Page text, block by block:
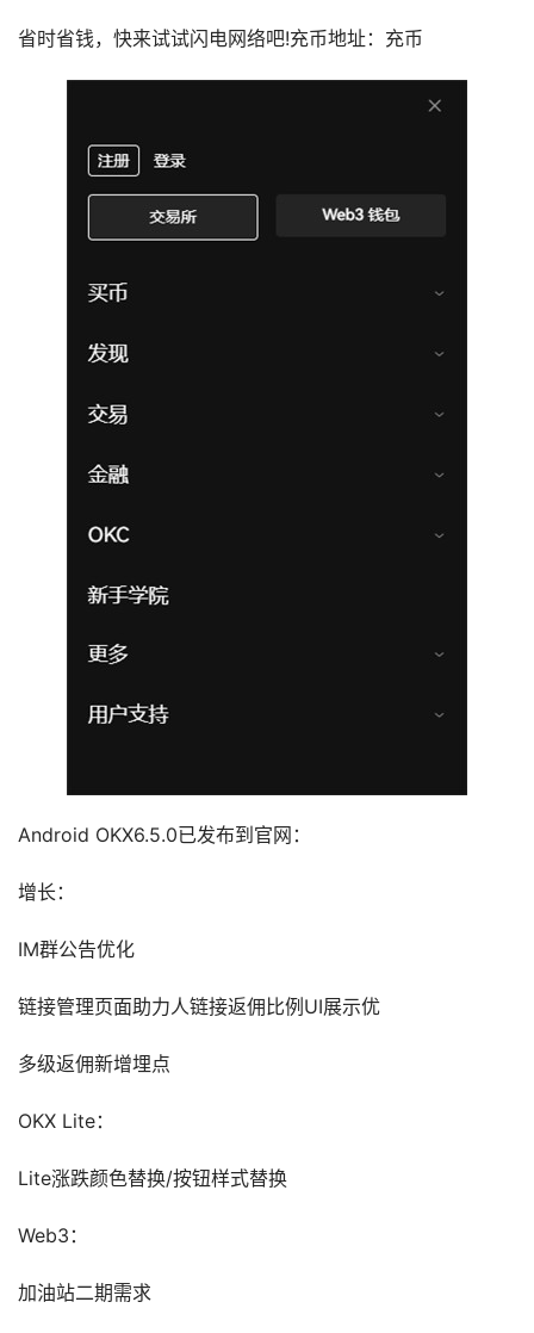
省时省钱，快来试试闪电网络吧!充币地址：充币
Android OKX6.5.0已发布到官网：
增长：
IM群公告优化
链接管理页面助力人链接返佣比例UI展示优
多级返佣新增埋点
OKX Lite：
Lite涨跌颜色替换/按钮样式替换
Web3：
加油站二期需求